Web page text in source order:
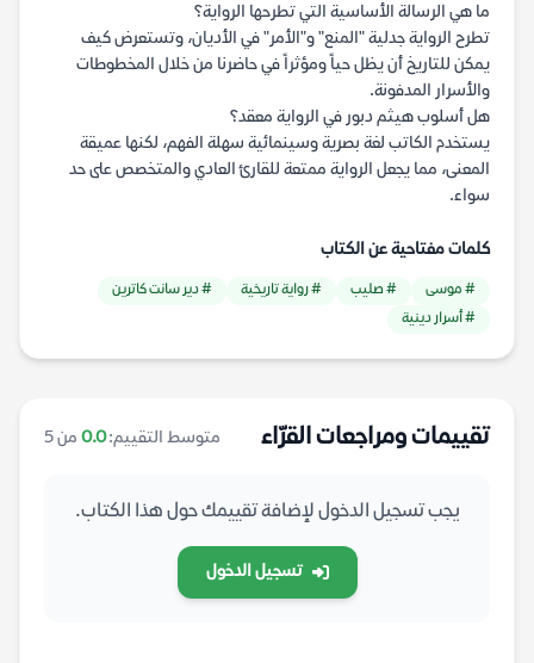
ما هي الرسالة الأساسية التي تطرحها الرواية؟
تطرح الرواية جدلية "المنع" و"الأمر" في الأديان، وتستعرض كيف
يمكن للتاريخ أن يظل حياً ومؤثراً في حاضرنا من خلال المخطوطات
والأسرار المدفونة.
هل أسلوب هيثم دبور في الرواية معقد؟
يستخدم الكاتب لغة بصرية وسينمائية سهلة الفهم، لكنها عميقة
المعنى، مما يجعل الرواية ممتعة للقارئ العادي والمتخصص على حد
سواء.
كلمات مفتاحية عن الكتاب
# موسى # صليب # رواية تاريخية
# دير سانت كاترين
# أسرار دينية
تقييمات ومراجعات القرّاء متوسط التقييم:0.0 من 5
يجب تسجيل الدخول لإضافة تقييمك حول هذا الكتاب.
تسجيل الدخول